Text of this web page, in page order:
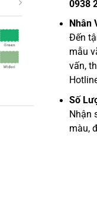
0938
Nhân
Đến
mẫu
vấn,
Số
Nhận
màu,